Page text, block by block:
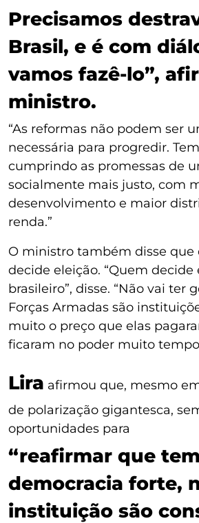
Precisamos
Brasil, e é com
vamos fazê-lo”,
ministro.
“As reformas não podem ser
necessária para progredir.
cumprindo as promessas de
socialmente mais justo, com
desenvolvimento e maior
renda.”
O ministro também disse que
decide eleição. “Quem decide
brasileiro”, disse. “Não vai ter
Forças Armadas são
muito o preço que elas
ficaram no poder muito
Lira afirmou que, mesmo
de polarização gigantesca,
oportunidades para
“reafirmar que
democracia forte,
instituição são